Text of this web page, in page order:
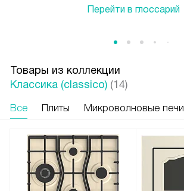
Перейти в глоссарий
Товары из коллекции
Классика (classico) (14)
Все Плиты Микроволновые печи